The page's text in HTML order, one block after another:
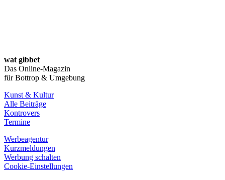
wat gibbet
Das Online-Magazin
für Bottrop & Umgebung
Kunst & Kultur
Alle Beiträge
Kontrovers
Termine
Werbeagentur
Kurzmeldungen
Werbung schalten
Cookie-Einstellungen